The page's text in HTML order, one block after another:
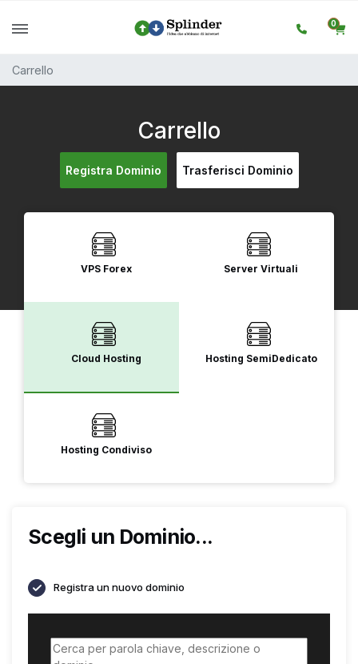
0
Carrello
Carrello
Registra Dominio Trasferisci Dominio
VPS Forex Server Virtuali
Cloud Hosting Hosting SemiDedicato
Hosting Condiviso
Scegli un Dominio...
Registra un nuovo dominio